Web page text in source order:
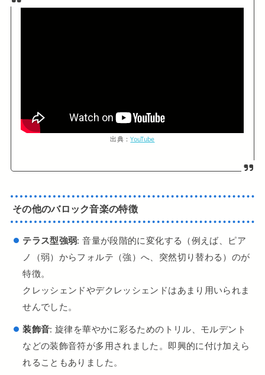
出典：YouTube
その他のバロック音楽の特徴
テラス型強弱: 音量が段階的に変化する（例えば、ピア
ノ（弱）からフォルテ（強）へ、突然切り替わる）のが
特徴。
クレッシェンドやデクレッシェンドはあまり用いられま
せんでした。
装飾音: 旋律を華やかに彩るためのトリル、モルデント
などの装飾音符が多用されました。即興的に付け加えら
れることもありました。